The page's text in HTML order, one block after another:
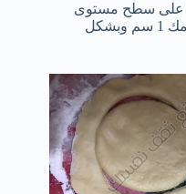
على سطح مستوى
مرشوش بالدقيق ، نفردها بالنشابة بسمك 1 سم وبشكل